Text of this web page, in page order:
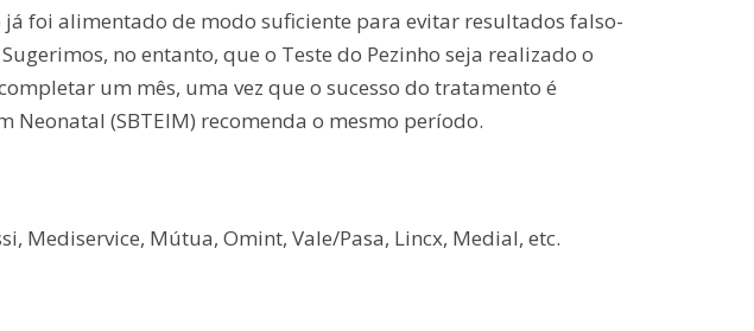
foi alimentado de modo suficiente para evitar resultados falso-
no entanto, que o Teste do Pezinho seja realizado o
um mês, uma vez que o sucesso do tratamento é
(SBTEIM) recomenda o mesmo período.
Mediservice, Mútua, Omint, Vale/Pasa, Lincx, Medial, etc.